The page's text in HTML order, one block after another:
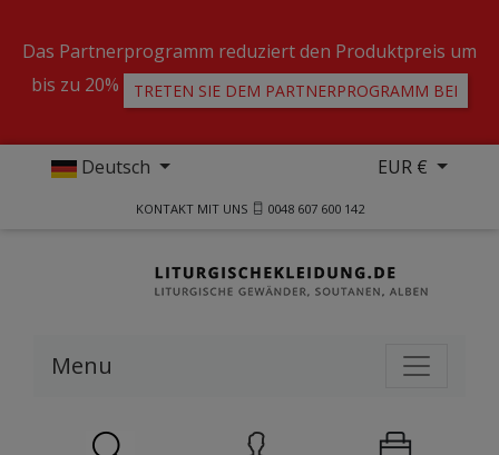
Das Partnerprogramm reduziert den Produktpreis um
bis zu 20%
TRETEN SIE DEM PARTNERPROGRAMM BEI
Deutsch EUR €
KONTAKT MIT UNS 0048 607 600 142
Menu